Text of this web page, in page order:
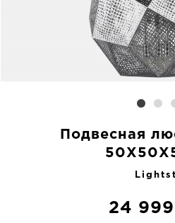
Подвесная
24 999